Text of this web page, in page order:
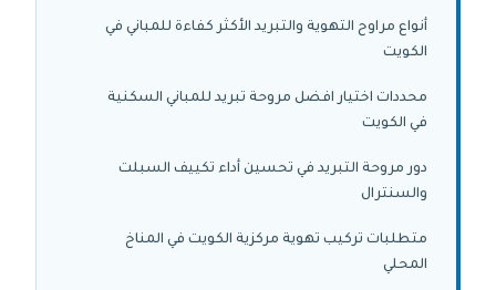
أنواع مراوح التهوية والتبريد الأكثر كفاءة للمباني في
الكويت
محددات اختيار افضل مروحة تبريد للمباني السكنية
في الكويت
دور مروحة التبريد في تحسين أداء تكييف السبلت
والسنترال
متطلبات تركيب تهوية مركزية الكويت في المناخ
المحلي